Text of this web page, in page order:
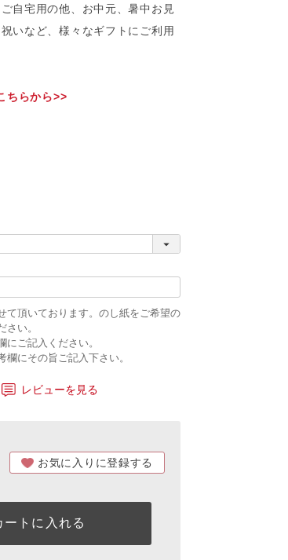
自宅用の他、お中元、暑中お見
いなど、様々なギフトにご利用
ちらから>>
て頂いております。のし紙をご希望の
さい。
ご記入ください。
にその旨ご記入下さい。
レビューを見る
お気に入りに登録する
ートに入れる